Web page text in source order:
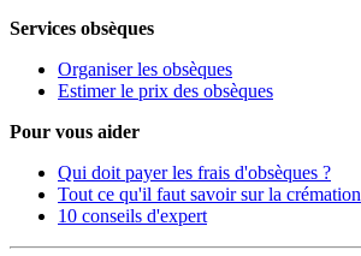
Services obsèques
Organiser les obsèques
Estimer le prix des obsèques
Pour vous aider
Qui doit payer les frais d'obsèques ?
Tout ce qu'il faut savoir sur la crémation
10 conseils d'expert